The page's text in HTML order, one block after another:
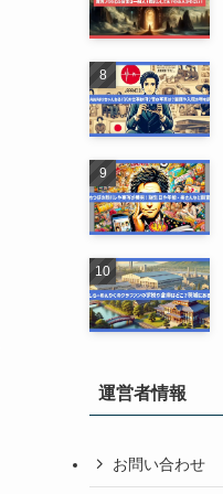
運営者情報
お問い合わせ